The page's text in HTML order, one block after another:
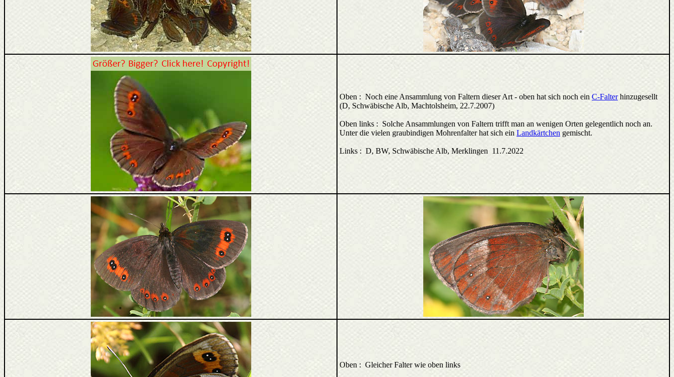
Oben : Noch eine Ansammlung von Faltern dieser Art - oben hat sich noch ein C-Falterhinzugesellt
(D, Schwäbische Alb, Machtolsheim, 22.7.2007)
Oben links : Solche Ansammlungen von Faltern trifft man an wenigen Orten gelegentlich noch an.
Unter die vielen graubindigen Mohrenfalter hat sich ein Landkärtchen gemischt.
Links : D, BW, Schwäbische Alb, Merklingen 11.7.2022
Oben : Gleicher Falter wie oben links